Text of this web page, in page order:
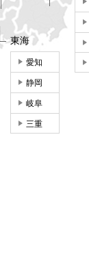
東海
愛知
静岡
岐阜
三重